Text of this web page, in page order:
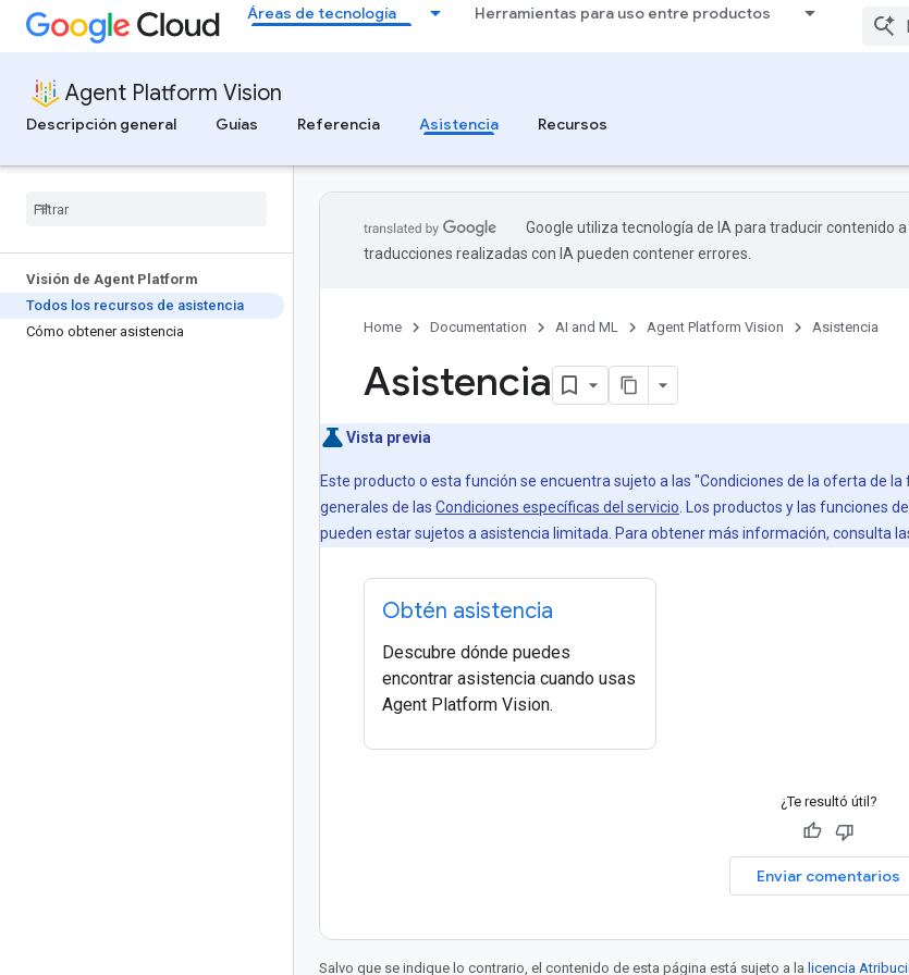
Áreas de tecnología Herramientas para uso entre productos
Agent Platform Vision
Descripción general
Guías Referencia Asistencia Recursos
Visión de Agent Platform
Todos los recursos de asistencia
Cómo obtener asistencia
Google utiliza tecnología de IA para traducir contenido
traducciones realizadas con IA pueden contener errores.
Home Documentation AI and ML Agent Platform Vision Asistencia
Asistencia
Vista previa
Este producto o esta función se encuentra sujeto a las "Condiciones de la oferta de la
generales de las Condiciones específicas del servicio . Los productos y las funciones
pueden estar sujetos a asistencia limitada. Para obtener más información, consulta
Obtén asistencia
Descubre dónde puedes
encontrar asistencia cuando usas
Agent Platform Vision.
¿Te resultó útil?
Enviar comentarios
Salvo que se indique lo contrario, el contenido de esta página está sujeto a la licencia